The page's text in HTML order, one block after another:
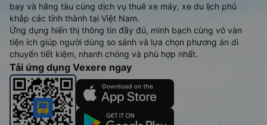
bay và hãng tàu cùng dịch vụ thuê xe máy, xe du lịch phủ
khắp các tỉnh thành tại Việt Nam.
Ứng dụng hiển thị thông tin đầy đủ, minh bạch cùng vô vàn
tiện ích giúp người dùng so sánh và lựa chọn phương án di
chuyển tiết kiệm, nhanh chóng và phù hợp nhất.
Tải ứng dụng Vexere ngay